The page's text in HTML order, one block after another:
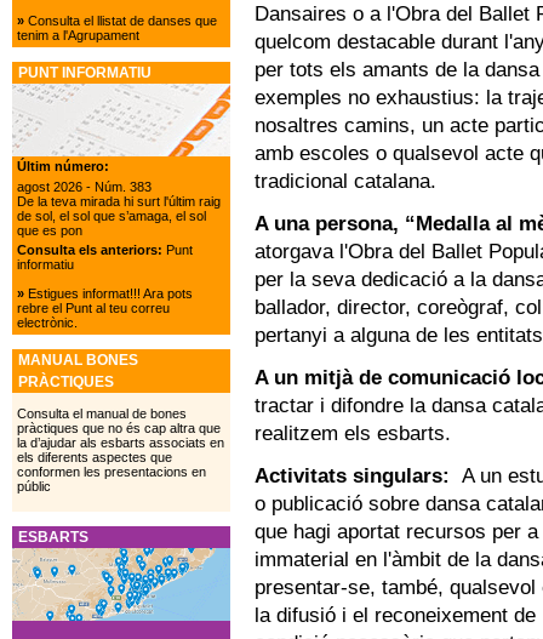
Dansaires o a l'Obra del Ballet
quelcom destacable durant
per tots els amants de la
exemples no exhaustius: la
nosaltres camins, un acte
amb escoles o qualsevol acte
tradicional catalana.
A una persona, “Medalla al
atorgava l'Obra del Ballet
per la seva dedicació a la
ballador, director, coreògraf,
pertanyi a alguna de les
A un mitjà de comunicació
tractar i difondre la dansa
realitzem els esbarts.
Activitats singulars:
A un
o publicació sobre dansa
que hagi aportat recursos per
immaterial en l'àmbit de la
presentar-se, també,
la difusió i el reconeixement
»Consulta el llistat de danses que
tenim a l'Agrupament
PUNT INFORMATIU
Últim número:
agost 2026 - Núm. 383
De la teva mirada hi surt l'últim raig
de sol, el sol que s’amaga, el sol
que es pon
Consulta els anteriors: Punt
informatiu
»Estigues informat!!! Ara pots
rebre el Punt al teu correu
electrònic.
MANUAL BONES
PRÀCTIQUES
Consulta el manual de bones
pràctiques que no és cap altra que
la d’ajudar als esbarts associats en
els diferents aspectes que
conformen les presentacions en
públic
ESBARTS